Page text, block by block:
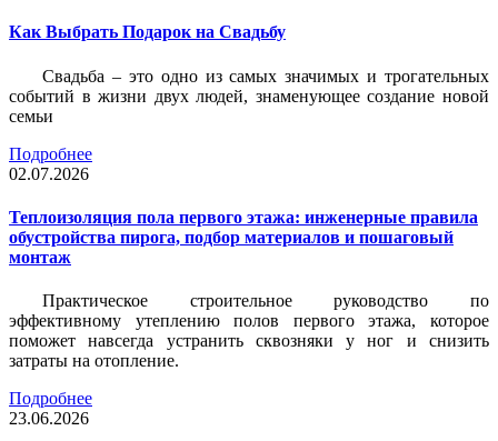
Как Выбрать Подарок на Свадьбу
Свадьба – это одно из самых значимых и трогательных
событий в жизни двух людей, знаменующее создание новой
семьи
Подробнее
02.07.2026
Теплоизоляция пола первого этажа: инженерные правила
обустройства пирога, подбор материалов и пошаговый
монтаж
Практическое строительное руководство по
эффективному утеплению полов первого этажа, которое
поможет навсегда устранить сквозняки у ног и снизить
затраты на отопление.
Подробнее
23.06.2026